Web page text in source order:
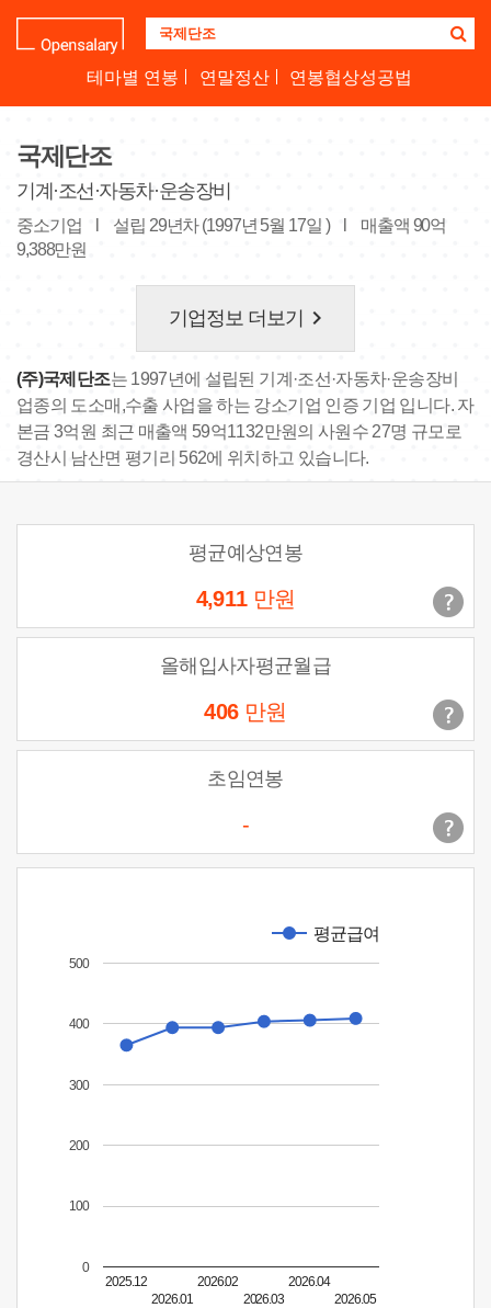
업
명
세
요
테마별 연봉 연말정산 연봉협상성공법
국제단조
기계·조선·자동차·운송장비
중소기업 설립 29년차 (1997년 5월 17일 )
매출액 90억
9,388만원
기업정보 더보기 keyboard_arrow_right
(주)국제단조는 1997년에 설립된 기계·조선·자동차·운송장비
업종의 도소매,수출 사업을 하는 강소기업 인증 기업 입니다. 자
본금 3억원 최근 매출액 59억1132만원의 사원수 27명 규모로
경산시 남산면 평기리 562에 위치하고 있습니다.
평균예상연봉
4,911 만원
올해입사자평균월급
406 만원
초임연봉
-
평균급여
2025.12
2026.01
2026.02
2026.03
2026.04
2026.05
0
100
200
300
400
500